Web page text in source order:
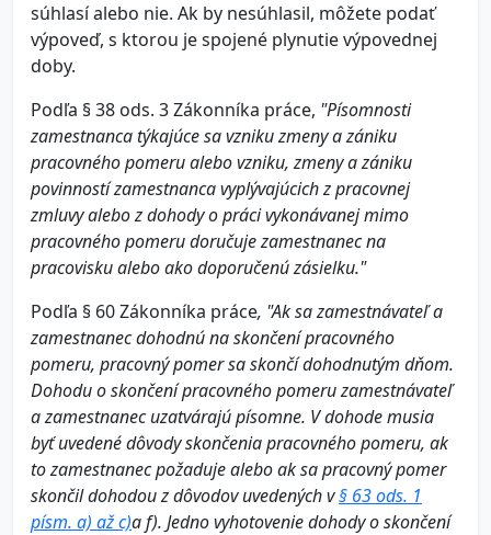
súhlasí alebo nie. Ak by nesúhlasil, môžete podať
výpoveď, s ktorou je spojené plynutie výpovednej
doby.
Podľa § 38 ods. 3 Zákonníka práce, "Písomnosti
zamestnanca týkajúce sa vzniku zmeny a zániku
pracovného pomeru alebo vzniku, zmeny a zániku
povinností zamestnanca vyplývajúcich z pracovnej
zmluvy alebo z dohody o práci vykonávanej mimo
pracovného pomeru doručuje zamestnanec na
pracovisku alebo ako doporučenú zásielku."
Podľa § 60 Zákonníka práce, "Ak sa zamestnávateľ a
zamestnanec dohodnú na skončení pracovného
pomeru, pracovný pomer sa skončí dohodnutým dňom.
Dohodu o skončení pracovného pomeru zamestnávateľ
a zamestnanec uzatvárajú písomne. V dohode musia
byť uvedené dôvody skončenia pracovného pomeru, ak
to zamestnanec požaduje alebo ak sa pracovný pomer
skončil dohodou z dôvodov uvedených v§ 63 ods. 1
písm. a) až c)a f). Jedno vyhotovenie dohody o skončení